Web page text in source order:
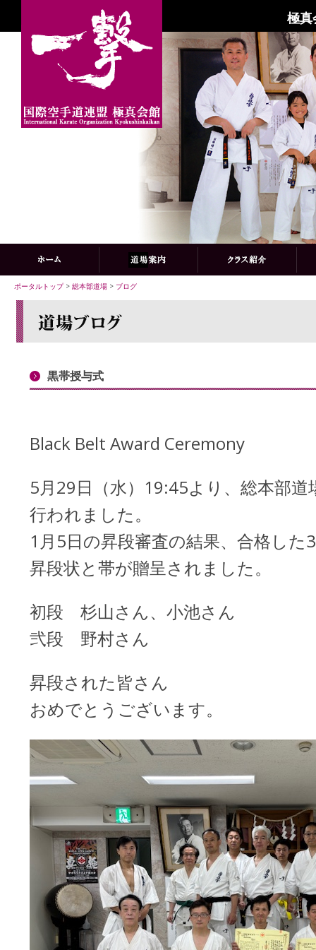
極真
ポータルトップ> 総本部道場 > ブログ
黒帯授与式
Black Belt Award Ceremony
5月29日（水）19:45より、総本部
行われました。
1月5日の昇段審査の結果、合格した
昇段状と帯が贈呈されました。
初段 杉山さん、小池さん
弐段 野村さん
昇段された皆さん
おめでとうございます。